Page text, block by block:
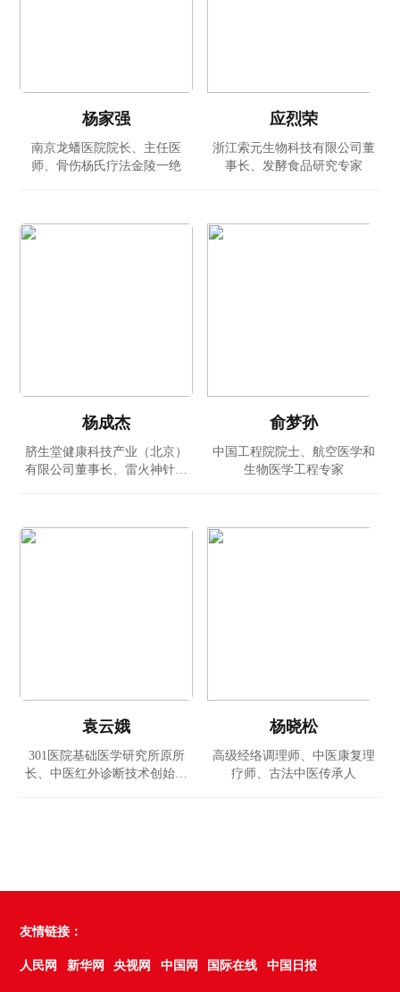
杨家强
南京龙蟠医院院长、主任医
师、骨伤杨氏疗法金陵一绝
应烈荣
浙江索元生物科技有限公司董
事长、发酵食品研究专家
杨成杰
脐生堂健康科技产业（北京）
有限公司董事长、雷火神针第
俞梦孙
中国工程院院士、航空医学和
生物医学工程专家
袁云娥
301医院基础医学研究所原所
长、中医红外诊断技术创始专
杨晓松
高级经络调理师、中医康复理
疗师、古法中医传承人
友情链接：
人民网 新华网 央视网 中国网 国际在线 中国日报